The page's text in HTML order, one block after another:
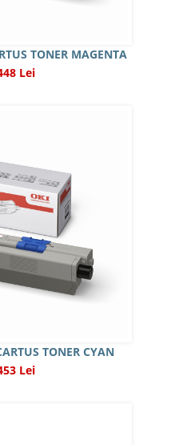
TONER MAGENTA
Lei
TONER CYAN
Lei